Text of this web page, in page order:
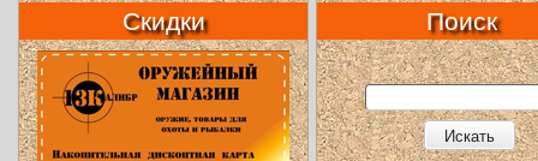
Скидки Поиск
Искать